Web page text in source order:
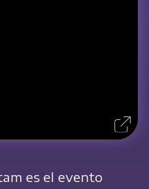
es el evento